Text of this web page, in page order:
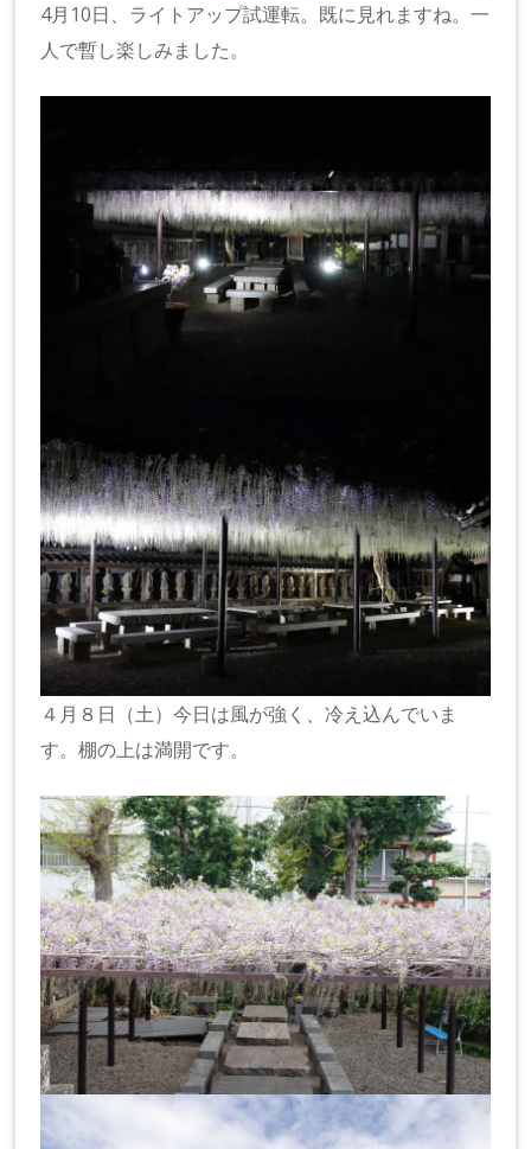
4月10日、ライトアップ試運転。既に見れますね。一
人で暫し楽しみました。
４月８日（土）今日は風が強く、冷え込んでいま
す。棚の上は満開です。